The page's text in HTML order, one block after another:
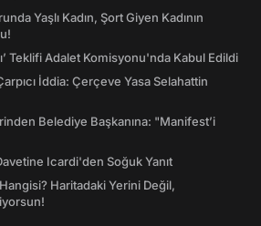
Yaşlı Kadın, Şort Giyen Kadının
Teklifi Adalet Komisyonu'nda Kabul Edildi
İddia: Çerçeve Yasa Selahattin
Belediye Başkanına: "Manifest’i
Icardi'den Soğuk Yanıt
Haritadaki Yerini Değil,